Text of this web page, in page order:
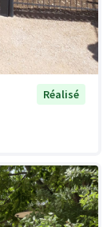
Réalisé